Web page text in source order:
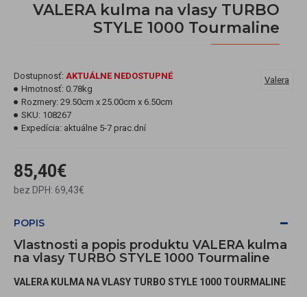
VALERA kulma na vlasy TURBO
STYLE 1000 Tourmaline
85,40€
bez DPH: 69,43€
Dostupnosť: AKTUÁLNE NEDOSTUPNÉ
Hmotnosť: 0.78kg
Rozmery: 29.50cm x 25.00cm x 6.50cm
SKU: 108267
Expedícia: aktuálne 5-7 prac.dní
Valera
POPIS
Vlastnosti a popis produktu VALERA kulma
na vlasy TURBO STYLE 1000 Tourmaline
VALERA KULMA NA VLASY TURBO STYLE 1000 TOURMALINE